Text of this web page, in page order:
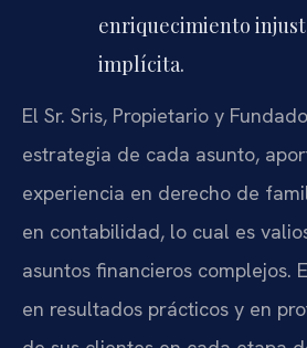
enriquecimiento
implícita.
El Sr. Sris, Propietario y
estrategia de cada asunto,
experiencia en derecho de
en contabilidad, lo cual es
asuntos financieros complejos.
en resultados prácticos y en